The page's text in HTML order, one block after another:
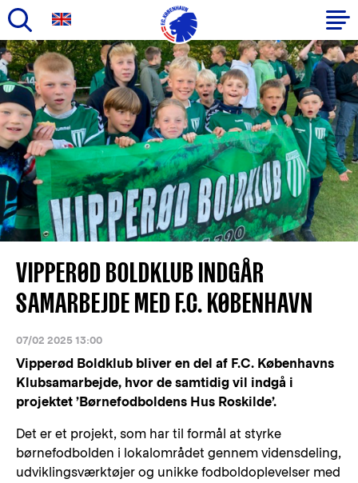
Gå
til
hovedindhold
Primær
navigation
VIPPERØD BOLDKLUB INDGÅR
SAMARBEJDE MED F.C. KØBENHAVN
07/02 2025 13:00
Vipperød Boldklub bliver en del af F.C. Københavns
Klubsamarbejde, hvor de samtidig vil indgå i
projektet ’Børnefodboldens Hus Roskilde’.
Det er et projekt, som har til formål at styrke
børnefodbolden i lokalområdet gennem vidensdeling,
udviklingsværktøjer og unikke fodboldoplevelser med